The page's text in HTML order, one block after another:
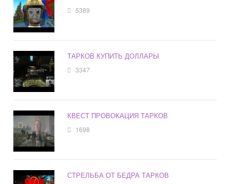
5389
ТАРКОВ КУПИТЬ ДОЛЛАРЫ
3347
КВЕСТ ПРОВОКАЦИЯ ТАРКОВ
1698
СТРЕЛЬБА ОТ БЕДРА ТАРКОВ